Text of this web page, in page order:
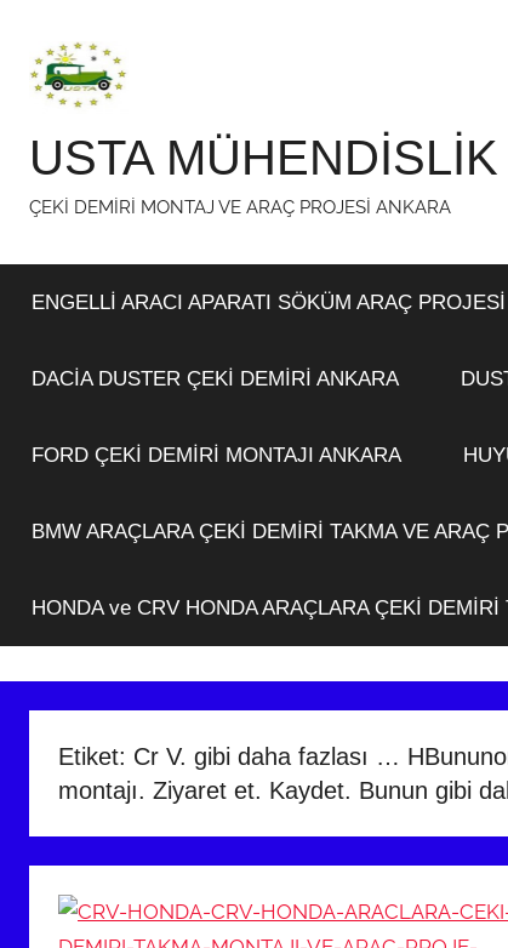
USTA
ÇEKİ DEMİRİ MONTAJ VE ARAÇ PROJESİ ANKARA
ENGELLİ ARACI APARATI SÖKÜM ARAÇ
DACİA DUSTER ÇEKİ DEMİRİ ANKARA
FORD ÇEKİ DEMİRİ MONTAJI ANKARA
BMW ARAÇLARA ÇEKİ DEMİRİ TAKMA VE ARAÇ
HONDA ve CRV HONDA ARAÇLARA ÇEKİ DEMİRİ
Etiket: Cr V. gibi daha fazlası …
montajı. Ziyaret et. Kaydet. Bunun gibi